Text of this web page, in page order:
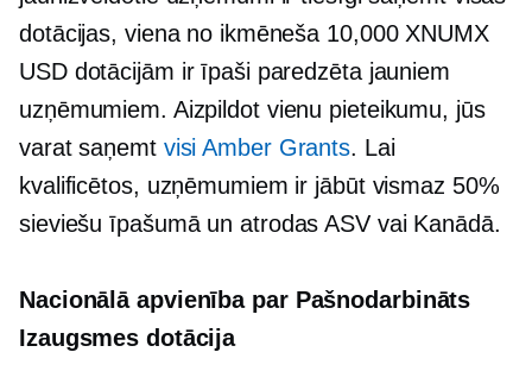
dotācijas, viena no ikmēneša 10,000 XNUMX
USD dotācijām ir īpaši paredzēta jauniem
uzņēmumiem. Aizpildot vienu pieteikumu, jūs
varat saņemt visi Amber Grants. Lai
kvalificētos, uzņēmumiem ir jābūt vismaz 50%
sieviešu īpašumāun atrodas ASV vai Kanādā.
Nacionālā apvienība par Pašnodarbināts
Izaugsmes dotācija